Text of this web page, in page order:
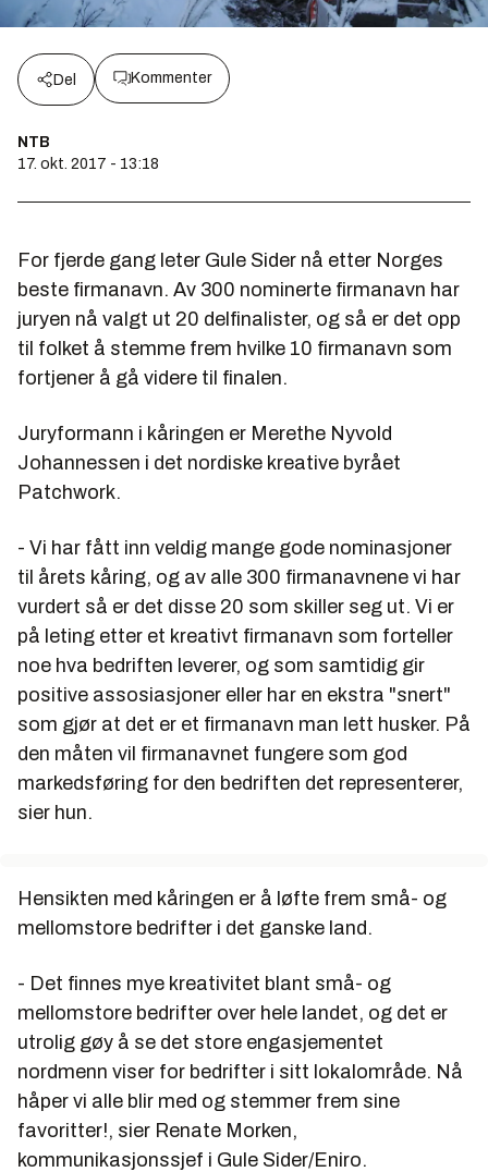
Del Kommenter
NTB
17. okt. 2017 - 13:18
For fjerde gang leter Gule Sider nå etter Norges
beste firmanavn. Av 300 nominerte firmanavn har
juryen nå valgt ut 20 delfinalister, og så er det opp
til folket å stemme frem hvilke 10 firmanavn som
fortjener å gå videre til finalen.
Juryformann i kåringen er Merethe Nyvold
Johannessen i det nordiske kreative byrået
Patchwork.
- Vi har fått inn veldig mange gode nominasjoner
til årets kåring, og av alle 300 firmanavnene vi har
vurdert så er det disse 20 som skiller seg ut. Vi er
på leting etter et kreativt firmanavn som forteller
noe hva bedriften leverer, og som samtidig gir
positive assosiasjoner eller har en ekstra "snert"
som gjør at det er et firmanavn man lett husker. På
den måten vil firmanavnet fungere som god
markedsføring for den bedriften det representerer,
sier hun.
Hensikten med kåringen er å løfte frem små- og
mellomstore bedrifter i det ganske land.
- Det finnes mye kreativitet blant små- og
mellomstore bedrifter over hele landet, og det er
utrolig gøy å se det store engasjementet
nordmenn viser for bedrifter i sitt lokalområde. Nå
håper vi alle blir med og stemmer frem sine
favoritter!, sier Renate Morken,
kommunikasjonssjef i Gule Sider/Eniro.